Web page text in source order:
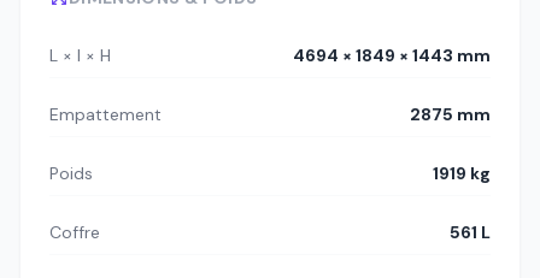
L × l × H 4694 × 1849 × 1443 mm
Empattement 2875 mm
Poids 1919 kg
Coffre 561 L